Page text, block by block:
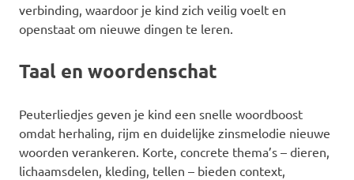
verbinding, waardoor je kind zich veilig voelt en
openstaat om nieuwe dingen te leren.
Taal en woordenschat
Peuterliedjes geven je kind een snelle woordboost
omdat herhaling, rijm en duidelijke zinsmelodie nieuwe
woorden verankeren. Korte, concrete thema’s – dieren,
lichaamsdelen, kleding, tellen – bieden context,